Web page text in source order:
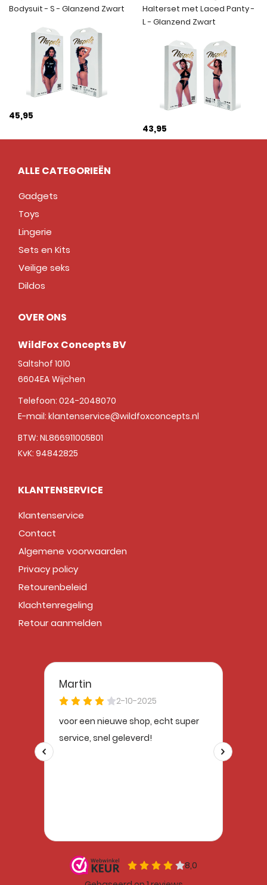
Bodysuit - S - Glanzend Zwart
45,95
Halterset met Laced Panty -
L - Glanzend Zwart
43,95
ALLE CATEGORIEËN
Gadgets
Toys
Lingerie
Sets en Kits
Veilige seks
Dildos
OVER ONS
WildFox Concepts BV
Saltshof 1010
6604EA Wijchen
Telefoon: 024-2048070
E-mail: klantenservice@wildfoxconcepts.nl
BTW: NL866911005B01
KvK: 94842825
KLANTENSERVICE
Klantenservice
Contact
Algemene voorwaarden
Privacy policy
Retourenbeleid
Klachtenregeling
Retour aanmelden